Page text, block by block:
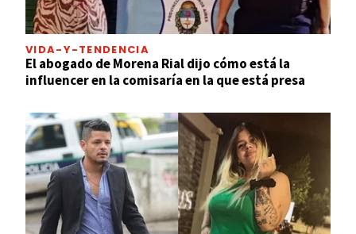
VIDA-Y-TENDENCIA
El abogado de Morena Rial dijo cómo está la
influencer en la comisaría en la que está presa